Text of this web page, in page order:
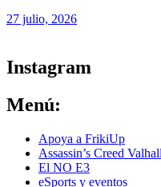
27 julio, 2026
Instagram
Menú:
Apoya a FrikiUp
Assassin’s Creed
El NO E3
eSports y eventos